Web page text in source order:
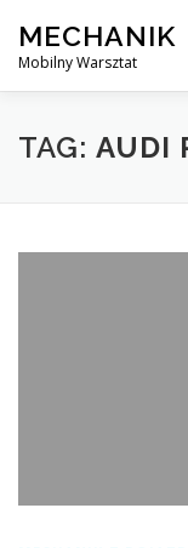
content
MECHANIK
Mobilny Warsztat
MOBILNY
TAG: AUDI